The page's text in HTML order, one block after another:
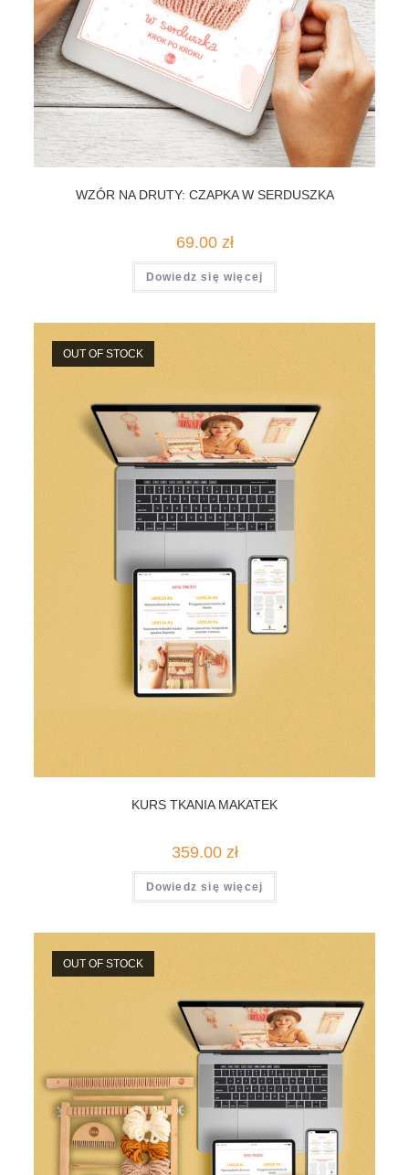
WZÓR NA DRUTY: CZAPKA W SERDUSZKA
69.00 zł
Dowiedz się więcej
OUT OF STOCK
KURS TKANIA MAKATEK
359.00 zł
Dowiedz się więcej
OUT OF STOCK